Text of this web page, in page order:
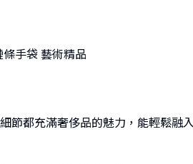
手袋 藝術精品
節都充滿奢侈品的魅力，能輕鬆融